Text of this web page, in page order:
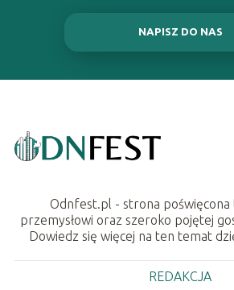
NAPISZ DO NAS
Odnfest.pl - strona
przemysłowi oraz szeroko pojętej
Dowiedz się więcej na ten temat
REDAKCJA